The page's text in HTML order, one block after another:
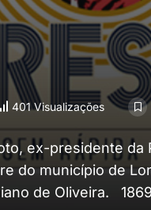
401 Visualizações
ex-presidente da
do município de
de Oliveira.